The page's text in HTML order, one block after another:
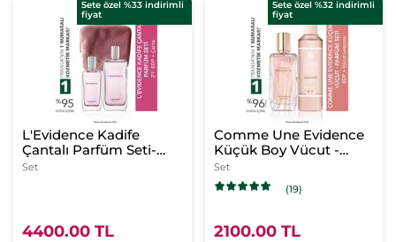
Sete özel %33 indirimli
fiyat
L'Evidence Kadife
Çantalı Parfüm Seti-
EDT 100 ml & EDT 50
Set
4400.00 TL
Sete özel %32 indirimli
fiyat
Comme Une Evidence
Küçük Boy Vücut -
Parfüm Seti-EDP 50 ml
&Vücut Losyonu 200
ml
Set
(19)
2100.00 TL